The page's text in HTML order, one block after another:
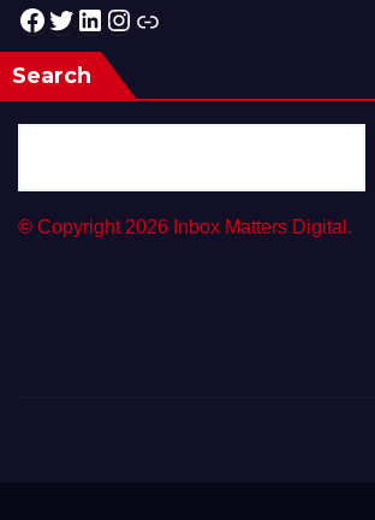
Facebook Twitter LinkedIn Instagram Link
Search
© Copyright 2026 Inbox Matters Digital.